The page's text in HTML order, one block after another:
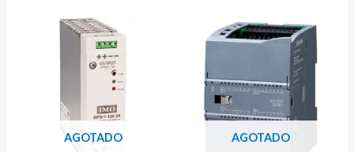
AGOTADO AGOTADO